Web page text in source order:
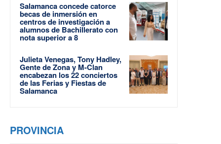
Salamanca concede catorce
becas de inmersión en
centros de investigación a
alumnos de Bachillerato con
nota superior a 8
Julieta Venegas, Tony Hadley,
Gente de Zona y M-Clan
encabezan los 22 conciertos
de las Ferias y Fiestas de
Salamanca
PROVINCIA